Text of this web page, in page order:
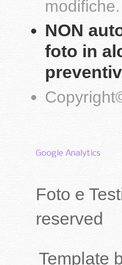
modifiche.
NON
foto in
Copyright
Google Analytics
Foto e
reserved
Template